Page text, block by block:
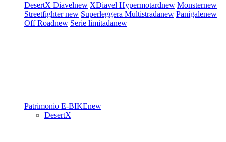
DesertX Diavelnew XDiavel Hypermotardnew Monsternew
Streetfighternew Superleggera Multistradanew Panigalenew
Off Roadnew Serie limitadanew
Patrimonio E-BIKEnew
DesertX